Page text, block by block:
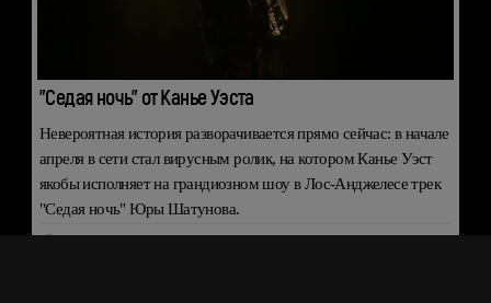
"Седая ночь" от Канье Уэста
Невероятная история разворачивается прямо сейчас: в начале
апреля в сети стал вирусным ролик, на котором Канье Уэст
якобы исполняет на грандиозном шоу в Лос-Анджелесе трек
"Седая ночь" Юры Шатунова.
15 апреля